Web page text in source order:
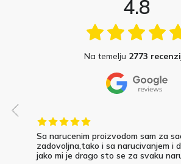
4.8
Na temelju 2773
Sa narucenim proizvodom sam za
zadovoljna,tako i sa narucivanjem i
jako mi je drago sto se za svaku